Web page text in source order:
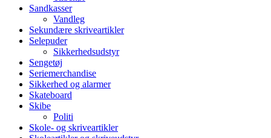
Sandkasser
Vandleg
Sekundære skriveartikler
Selepuder
Sikkerhedsudstyr
Sengetøj
Seriemerchandise
Sikkerhed og alarmer
Skateboard
Skibe
Politi
Skole- og skriveartikler